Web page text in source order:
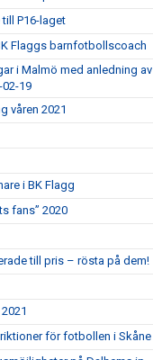
P16-laget
Flaggs barnfotbollscoach
i Malmö med anledning av
19
våren 2021
i BK Flagg
fans” 2020
till pris – rösta på dem!
för fotbollen i Skåne